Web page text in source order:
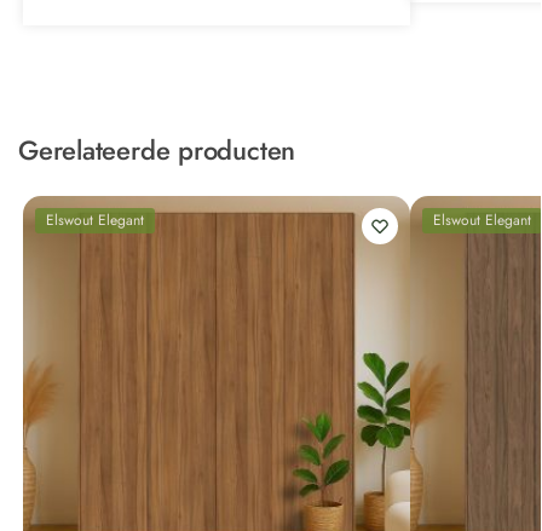
Gerelateerde producten
Elswout Elegant Elswout Elegant